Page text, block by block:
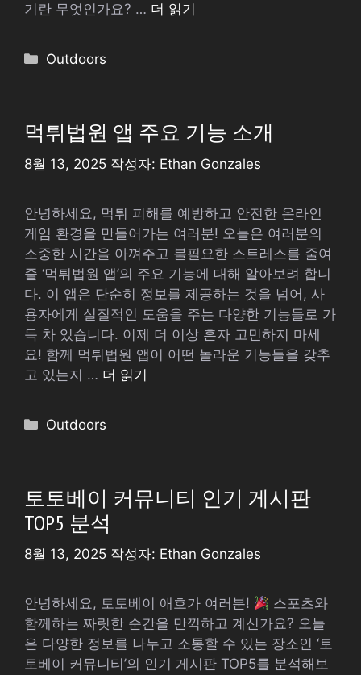
기란 무엇인가요? … 더 읽기
카
Outdoors
먹튀법원 앱 주요 기능 소개
8월 13, 2025 작성자: Ethan Gonzales
안녕하세요, 먹튀 피해를 예방하고 안전한 온라인
게임 환경을 만들어가는 여러분! 오늘은 여러분의
소중한 시간을 아껴주고 불필요한 스트레스를 줄여
줄 ‘먹튀법원 앱’의 주요 기능에 대해 알아보려 합니
다. 이 앱은 단순히 정보를 제공하는 것을 넘어, 사
용자에게 실질적인 도움을 주는 다양한 기능들로 가
득 차 있습니다. 이제 더 이상 혼자 고민하지 마세
요! 함께 먹튀법원 앱이 어떤 놀라운 기능들을 갖추
고 있는지 … 더 읽기
카
Outdoors
토토베이 커뮤니티 인기 게시판
TOP5 분석
8월 13, 2025 작성자: Ethan Gonzales
안녕하세요, 토토베이 애호가 여러분!
스포츠와
함께하는 짜릿한 순간을 만끽하고 계신가요? 오늘
은 다양한 정보를 나누고 소통할 수 있는 장소인 ‘토
토베이 커뮤니티’의 인기 게시판 TOP5를 분석해보